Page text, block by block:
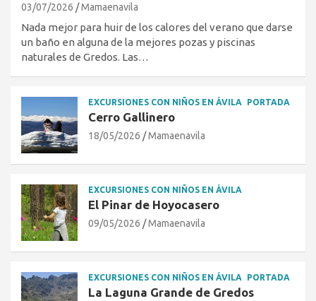
03/07/2026 Mamaenavila
Nada mejor para huir de los calores del verano que darse
un baño en alguna de la mejores pozas y piscinas
naturales de Gredos. Las…
EXCURSIONES CON NIÑOS EN ÁVILA PORTADA
Cerro Gallinero
18/05/2026 Mamaenavila
EXCURSIONES CON NIÑOS EN ÁVILA
El Pinar de Hoyocasero
09/05/2026 Mamaenavila
EXCURSIONES CON NIÑOS EN ÁVILA PORTADA
La Laguna Grande de Gredos